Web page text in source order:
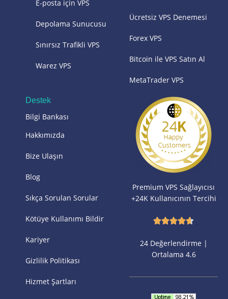
E-posta için VPS
Depolama Sunucusu
Sınırsız Trafikli VPS
Warez VPS
Ücretsiz VPS Denemesi
Forex VPS
Bitcoin ile VPS Satın Al
MetaTrader VPS
Destek
Bilgi Bankası
Hakkımızda
Bize Ulaşın
Blog
Sıkça Sorulan Sorular
Kötüye Kullanımı Bildir
Kariyer
Gizlilik Politikası
Hizmet Şartları
Premium VPS Sağlayıcısı
+24K Kullanıcının Tercihi
24 Değerlendirme |
Ortalama 4.6